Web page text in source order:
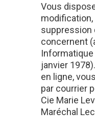
Vous
suppression
concernent
Informatique
janvier
en ligne,
par courrier
Cie Marie
Maréchal